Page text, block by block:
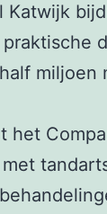
Katwijk
miljoen
het